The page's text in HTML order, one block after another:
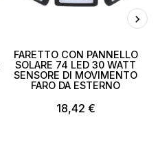
FARETTO CON PANNELLO
SOLARE 74 LED 30 WATT
SENSORE DI MOVIMENTO
FARO DA ESTERNO
18,42 €